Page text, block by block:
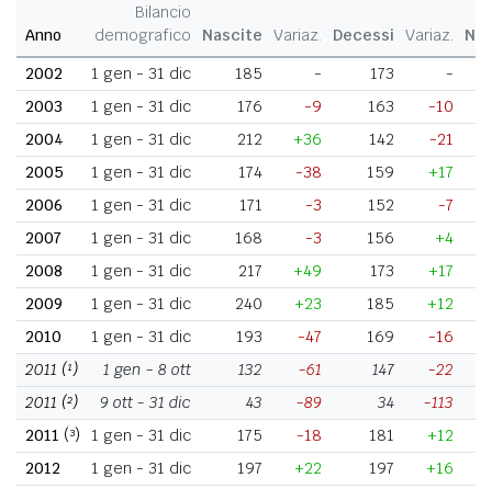
Anno
Bilancio
demografico
Nascite Variaz. Decessi Variaz.
2002
1 gen - 31 dic 185 - 173
-
2003
1 gen - 31 dic 176 -9 163
-10
2004
1 gen - 31 dic 212 +36 142
-21
2005
1 gen - 31 dic 174 -38 159
+17
2006
1 gen - 31 dic 171 -3 152
-7
2007
1 gen - 31 dic 168 -3 156
+4
2008
1 gen - 31 dic 217 +49 173
+17
2009
1 gen - 31 dic 240 +23 185
+12
2010
1 gen - 31 dic 193 -47 169
-16
2011 (¹) 1 gen - 8 ott 132 -61 147
-22
2011 (²) 9 ott - 31 dic 43 -89 34
-113
2011 (³) 1 gen - 31 dic 175 -18 181
+12
2012
1 gen - 31 dic 197 +22 197
+16